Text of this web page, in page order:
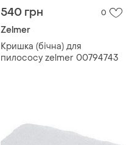
540 грн 0
Zelmer
Кришка (бічна) для
пилососу zelmer 00794743